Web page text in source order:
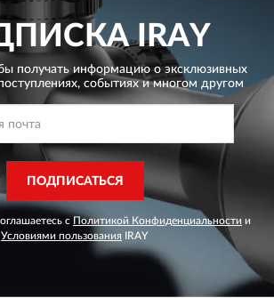
IRAY
получать информацию о эксклюзивных
событиях и многом другом
ПОДПИСАТЬСЯ
с Политикой Конфиденциальности и
Условиями пользования IRAY